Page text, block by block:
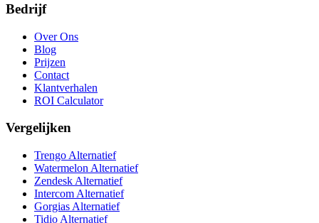
Bedrijf
Over Ons
Blog
Prijzen
Contact
Klantverhalen
ROI Calculator
Vergelijken
Trengo Alternatief
Watermelon Alternatief
Zendesk Alternatief
Intercom Alternatief
Gorgias Alternatief
Tidio Alternatief